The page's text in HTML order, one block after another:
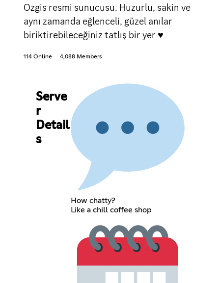
Ozgis resmi sunucusu. Huzurlu, sakin ve
aynı zamanda eğlenceli, güzel anılar
biriktirebileceğiniz tatlış bir yer ♥
114 Online 4,088 Members
Serve
r
Detail
s
How chatty?
Like a chill coffee shop